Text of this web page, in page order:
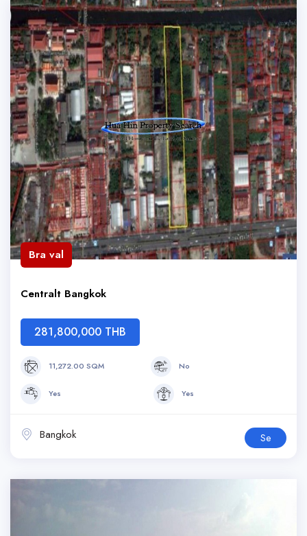
Bra val
Centralt Bangkok
281,800,000 THB
11,272.00 SQM No
Yes Yes
Bangkok Se